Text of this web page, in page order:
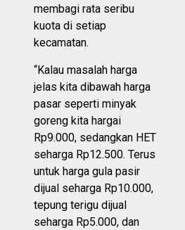
membagi rata seribu
kuota di setiap
kecamatan.
“Kalau masalah harga
jelas kita dibawah harga
pasar seperti minyak
goreng kita hargai
Rp9.000, sedangkan HET
seharga Rp12.500. Terus
untuk harga gula pasir
dijual seharga Rp10.000,
tepung terigu dijual
seharga Rp5.000, dan